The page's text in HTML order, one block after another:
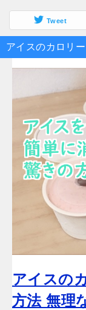
Tweet
アイスのカロリ
アイスの
方法 無理